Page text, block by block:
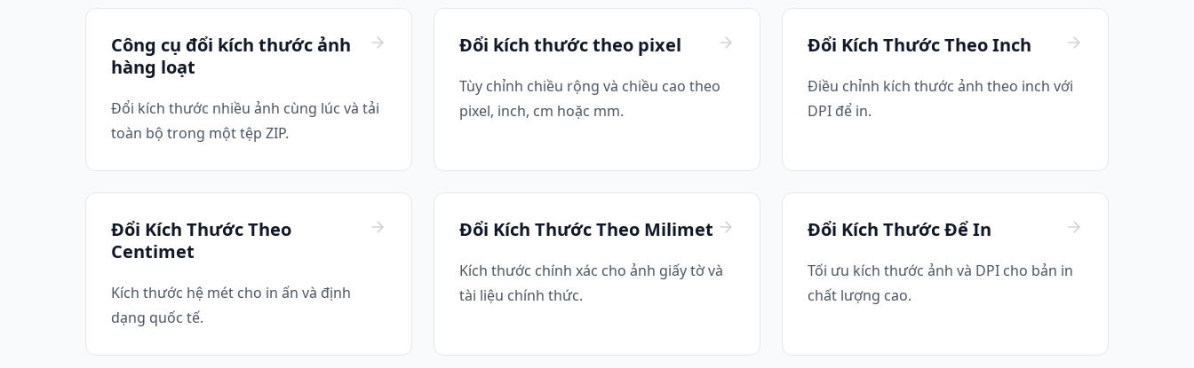
Công cụ đổi kích thước ảnh
hàng loạt
Đổi kích thước nhiều ảnh cùng lúc và tải
toàn bộ trong một tệp ZIP.
Đổi kích thước theo pixel
Tùy chỉnh chiều rộng và chiều cao theo
pixel, inch, cm hoặc mm.
Đổi Kích Thước Theo Inch
Điều chỉnh kích thước ảnh theo inch với
DPI để in.
Đổi Kích Thước Theo
Centimet
Kích thước hệ mét cho in ấn và định
dạng quốc tế.
Đổi Kích Thước Theo Milimet
Kích thước chính xác cho ảnh giấy tờ và
tài liệu chính thức.
Đổi Kích Thước Để In
Tối ưu kích thước ảnh và DPI cho bản in
chất lượng cao.